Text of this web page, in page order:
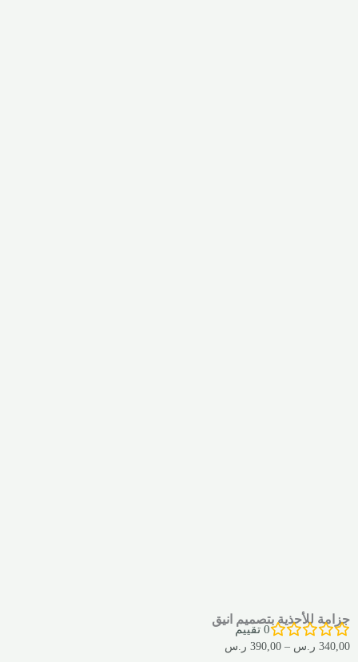
جزامة للأحذية بتصميم انيق
0 تقييم
340,00 ر.س –
390,00 ر.س